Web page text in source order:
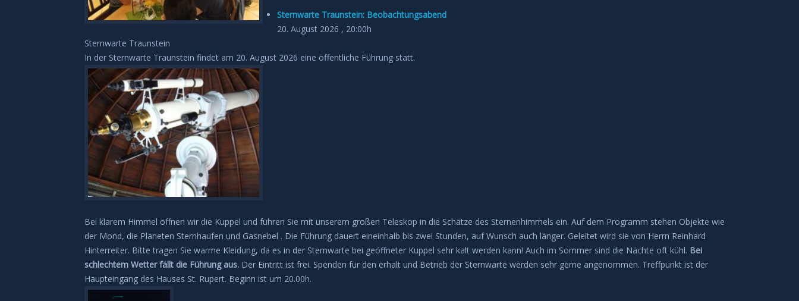
Sternwarte Traunstein: Beobachtungsabend
20. August 2026 , 20:00h
Sternwarte Traunstein
In der Sternwarte Traunstein findet am 20. August 2026 eine öffentliche Führung statt.
Bei klarem Himmel öffnen wir die Kuppel und führen Sie mit unserem großen Teleskop in die Schätze des Sternenhimmels ein. Auf dem Programm stehen Objekte wie
der Mond, die Planeten Sternhaufen und Gasnebel . Die Führung dauert eineinhalb bis zwei Stunden, auf Wunsch auch länger. Geleitet wird sie von Herrn Reinhard
Hinterreiter. Bitte tragen Sie warme Kleidung, da es in der Sternwarte bei geöffneter Kuppel sehr kalt werden kann! Auch im Sommer sind die Nächte oft kühl. Bei
schlechtem Wetter fällt die Führung aus. Der Eintritt ist frei. Spenden für den erhalt und Betrieb der Sternwarte werden sehr gerne angenommen. Treffpunkt ist der
Haupteingang des Hauses St. Rupert. Beginn ist um 20.00h.